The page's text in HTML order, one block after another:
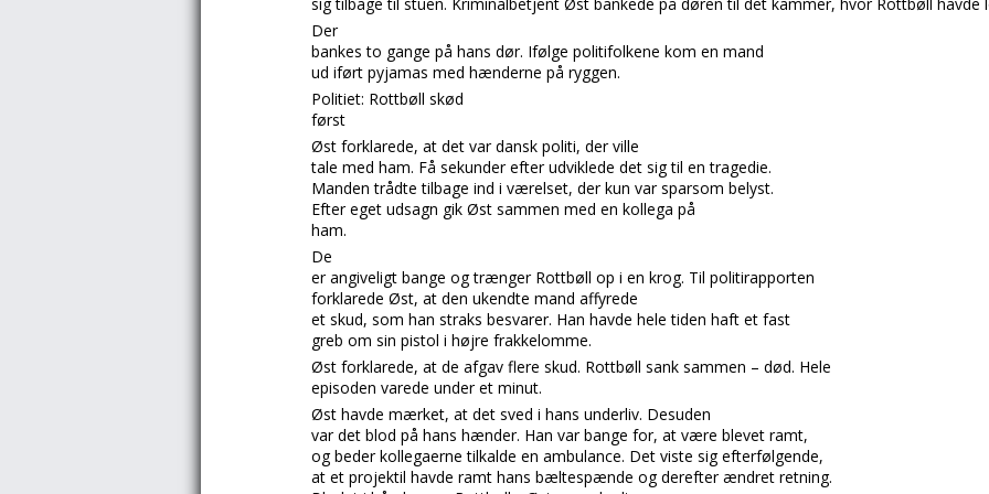
Der
bankes to gange på hans dør. Ifølge politifolkene kom en mand
ud iført pyjamas med hænderne på ryggen.
Politiet: Rottbøll skød
først
Øst forklarede, at det var dansk politi, der ville
tale med ham. Få sekunder efter udviklede det sig til en tragedie.
Manden trådte tilbage ind i værelset, der kun var sparsom belyst.
Efter eget udsagn gik Øst sammen med en kollega på
ham.
De
er angiveligt bange og trænger Rottbøll op i en krog. Til politirapporten
forklarede Øst, at den ukendte mand affyrede
et skud, som han straks besvarer. Han havde hele tiden haft et fast
greb om sin pistol i højre frakkelomme.
Øst forklarede, at de afgav flere skud. Rottbøll sank sammen – død. Hele
episoden varede under et minut.
Øst havde mærket, at det sved i hans underliv. Desuden
var det blod på hans hænder. Han var bange for, at være blevet ramt,
og beder kollegaerne tilkalde en ambulance. Det viste sig efterfølgende,
at et projektil havde ramt hans bæltespænde og derefter ændret retning.